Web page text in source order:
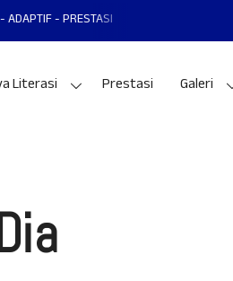
MAN 1 GUNUNGKIDUL MANTAP -
Literasi Prestasi Galeri